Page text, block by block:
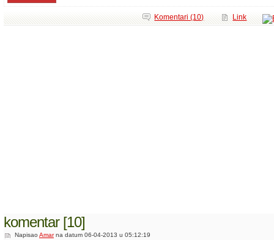
Link
Komentari (10)
komentar [10]
Napisao Amarna datum 06-04-2013 u 05:12:19